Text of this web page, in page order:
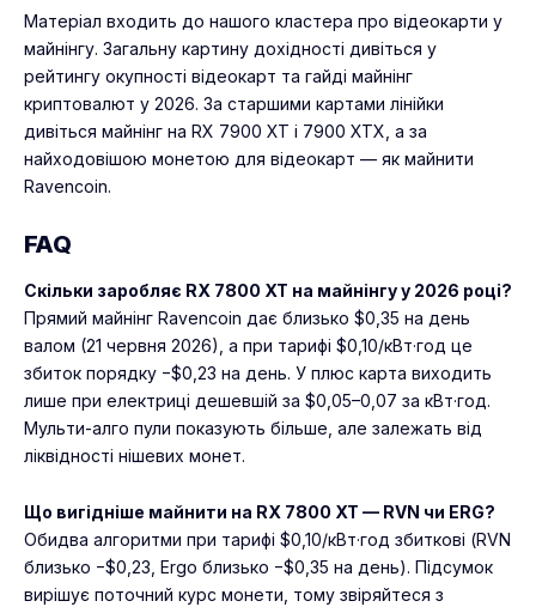
Матеріал входить до нашого кластера про відеокарти у
майнінгу. Загальну картину дохідності дивіться у
рейтингу окупності відеокарт та гайді майнінг
криптовалют у 2026. За старшими картами лінійки
дивіться майнінг на RX 7900 XT і 7900 XTX , а за
найходовішою монетою для відеокарт — як майнити
Ravencoin.
FAQ
Скільки заробляє RX 7800 XT на майнінгу у 2026 році?
Прямий майнінг Ravencoin дає близько $0,35 на день
валом (21 червня 2026), а при тарифі $0,10/кВт·год це
збиток порядку −$0,23 на день. У плюс карта виходить
лише при електриці дешевшій за $0,05–0,07 за кВт·год.
Мульти-алго пули показують більше, але залежать від
ліквідності нішевих монет.
Що вигідніше майнити на RX 7800 XT — RVN чи ERG?
Обидва алгоритми при тарифі $0,10/кВт·год збиткові (RVN
близько −$0,23, Ergo близько −$0,35 на день). Підсумок
вирішує поточний курс монети, тому звіряйтеся з